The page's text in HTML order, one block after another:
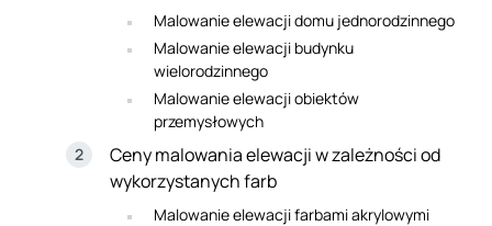
Malowanie elewacji domu jednorodzinnego
Malowanie elewacji budynku
wielorodzinnego
Malowanie elewacji obiektów
przemysłowych
Ceny malowania elewacji w zależności od
wykorzystanych farb
Malowanie elewacji farbami akrylowymi